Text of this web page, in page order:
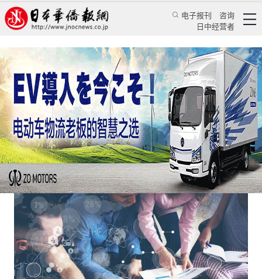
电子报刊
咨询
日中经营者
日本IT人才缺口促使大学扩招
颜丹丹 日本新闻 经济视野
日本华侨报 2023/3/2 17:38:44